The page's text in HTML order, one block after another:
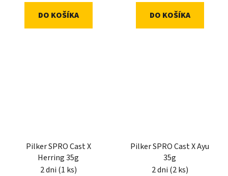
DO KOŠÍKA DO KOŠÍKA
Pilker SPRO Cast X
Herring 35g
2 dni (1 ks)
Pilker SPRO Cast X Ayu
35g
2 dni (2 ks)